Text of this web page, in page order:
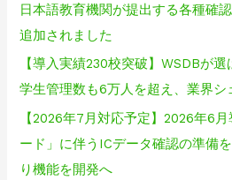
日本語教育機関が提出する各種確
追加されました
【導入実績230校突破】WSDBが
学生管理数も6万人を超え、業界シ
【2026年7月対応予定】2026年6
ード」に伴うICデータ確認の準備
り機能を開発へ